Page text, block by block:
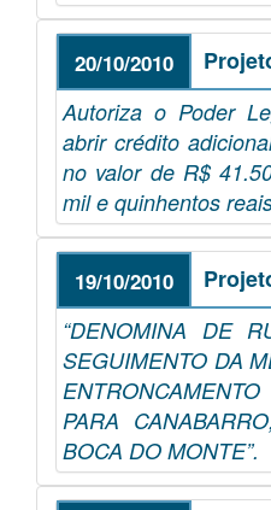
20/10/2010
Autoriza o Poder
abrir crédito
no valor de R$
mil e quinhentos
19/10/2010
“DENOMINA DE
SEGUIMENTO DA
PARA
BOCA DO MONTE”.